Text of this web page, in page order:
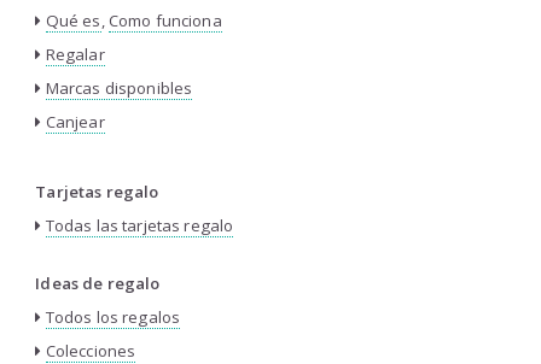
Qué es, Como funciona
Regalar
Marcas disponibles
Canjear
Tarjetas regalo
Todas las tarjetas regalo
Ideas de regalo
Todos los regalos
Colecciones